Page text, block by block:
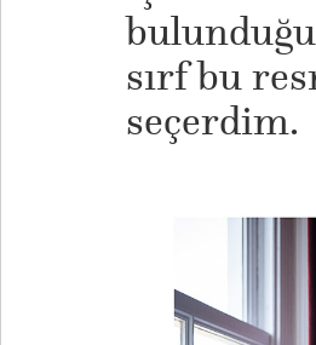
sırf bu
seçerdim.